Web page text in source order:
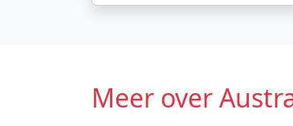
Meer over